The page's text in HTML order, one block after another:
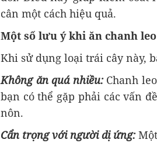
cân một cách hiệu quả.
Một số lưu ý khi ăn chanh
Khi sử dụng loại trái cây này,
Không ăn quá nhiều:Chanh
bạn có thể gặp phải các vấn
nôn.
Cẩn trọng với người dị ứng: